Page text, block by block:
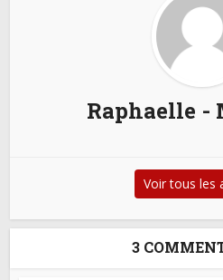
Raphaelle -
Voir tous les
3